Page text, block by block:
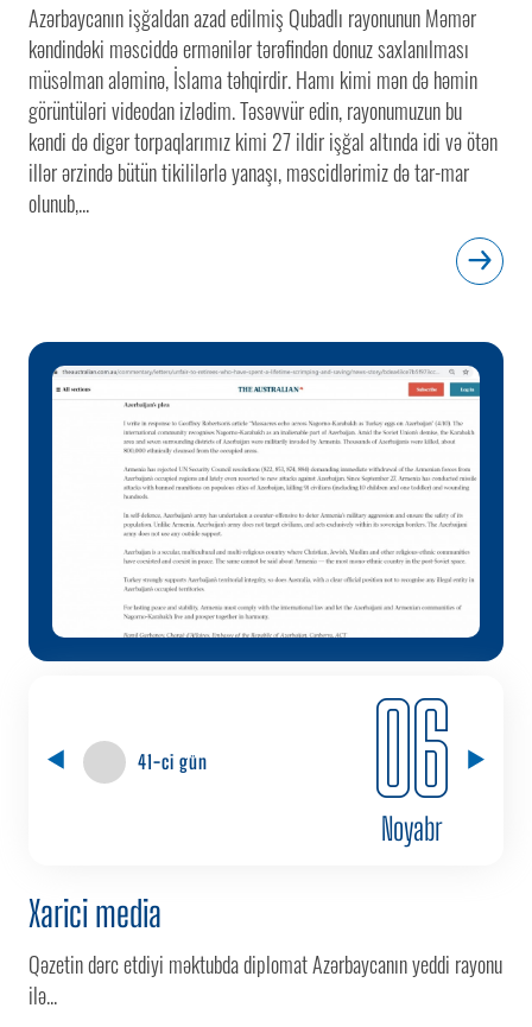
Azərbaycanın işğaldan azad edilmiş Qubadlı rayonunun Məmər
kəndindəki məsciddə ermənilər tərəfindən donuz saxlanılması
müsəlman aləminə, İslama təhqirdir. Hamı kimi mən də həmin
görüntüləri videodan izlədim. Təsəvvür edin, rayonumuzun bu
kəndi də digər torpaqlarımız kimi 27 ildir işğal altında idi və ötən
illər ərzində bütün tikililərlə yanaşı, məscidlərimiz də tar-mar
olunub,...
41-ci gün 06
Noyabr
Xarici media
Qəzetin dərc etdiyi məktubda diplomat Azərbaycanın yeddi rayonu
ilə...